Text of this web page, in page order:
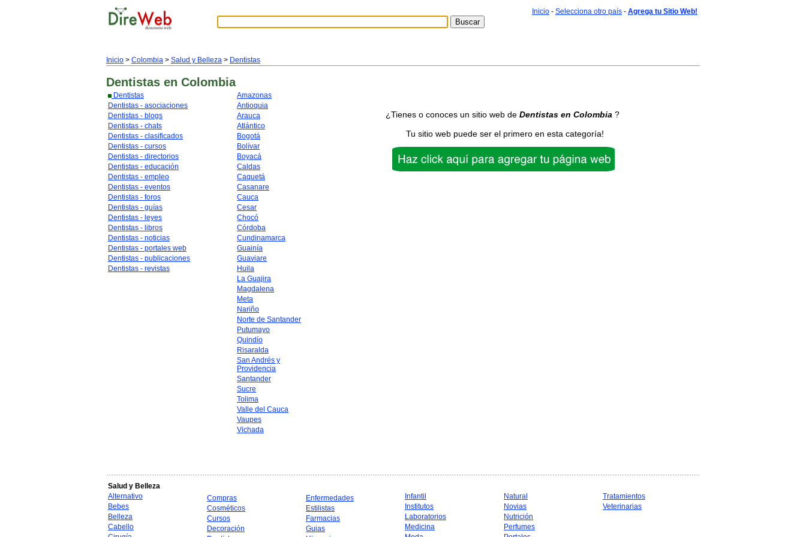
Inicio - Selecciona otro país - Agrega tu Sitio Web!
Inicio > Colombia > Salud y Belleza > Dentistas
Dentistas en Colombia
Dentistas
Dentistas - asociaciones
Dentistas - blogs
Dentistas - chats
Dentistas - clasificados
Dentistas - cursos
Dentistas - directorios
Dentistas - educación
Dentistas - empleo
Dentistas - eventos
Dentistas - foros
Dentistas - guías
Dentistas - leyes
Dentistas - libros
Dentistas - noticias
Dentistas - portales web
Dentistas - publicaciones
Dentistas - revistas
Amazonas
Antioquia
Arauca
Atlántico
Bogotá
Bolívar
Boyacá
Caldas
Caquetá
Casanare
Cauca
Cesar
Chocó
Córdoba
Cundinamarca
Guainía
Guaviare
Huila
La Guajira
Magdalena
Meta
Nariño
Norte de Santander
Putumayo
Quindío
Risaralda
San Andrés y
Providencia
Santander
Sucre
Tolima
Valle del Cauca
Vaupes
Vichada
¿Tienes o conoces un sitio web de Dentistas en Colombia ?
Tu sitio web puede ser el primero en esta categoría!
Salud y Belleza
Alternativo
Bebes
Belleza
Cabello
Compras
Cosméticos
Cursos
Decoración
Enfermedades
Estilistas
Farmacias
Guias
Infantil
Institutos
Laboratorios
Medicina
Natural
Novias
Nutrición
Perfumes
Tratamientos
Veterinarias